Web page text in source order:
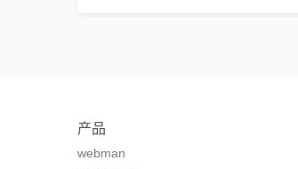
产品
webman